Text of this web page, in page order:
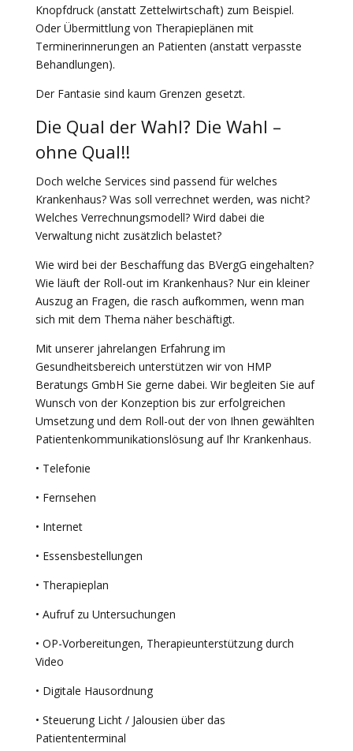
Knopfdruck (anstatt Zettelwirtschaft) zum Beispiel.
Oder Übermittlung von Therapieplänen mit
Terminerinnerungen an Patienten (anstatt verpasste
Behandlungen).
Der Fantasie sind kaum Grenzen gesetzt.
Die Qual der Wahl? Die Wahl –
ohne Qual!!
Doch welche Services sind passend für welches
Krankenhaus? Was soll verrechnet werden, was nicht?
Welches Verrechnungsmodell? Wird dabei die
Verwaltung nicht zusätzlich belastet?
Wie wird bei der Beschaffung das BVergG eingehalten?
Wie läuft der Roll-out im Krankenhaus? Nur ein kleiner
Auszug an Fragen, die rasch aufkommen, wenn man
sich mit dem Thema näher beschäftigt.
Mit unserer jahrelangen Erfahrung im
Gesundheitsbereich unterstützen wir von HMP
Beratungs GmbH Sie gerne dabei. Wir begleiten Sie auf
Wunsch von der Konzeption bis zur erfolgreichen
Umsetzung und dem Roll-out der von Ihnen gewählten
Patientenkommunikationslösung auf Ihr Krankenhaus.
• Telefonie
• Fernsehen
• Internet
• Essensbestellungen
• Therapieplan
• Aufruf zu Untersuchungen
• OP-Vorbereitungen, Therapieunterstützung durch
Video
• Digitale Hausordnung
• Steuerung Licht / Jalousien über das
Patiententerminal